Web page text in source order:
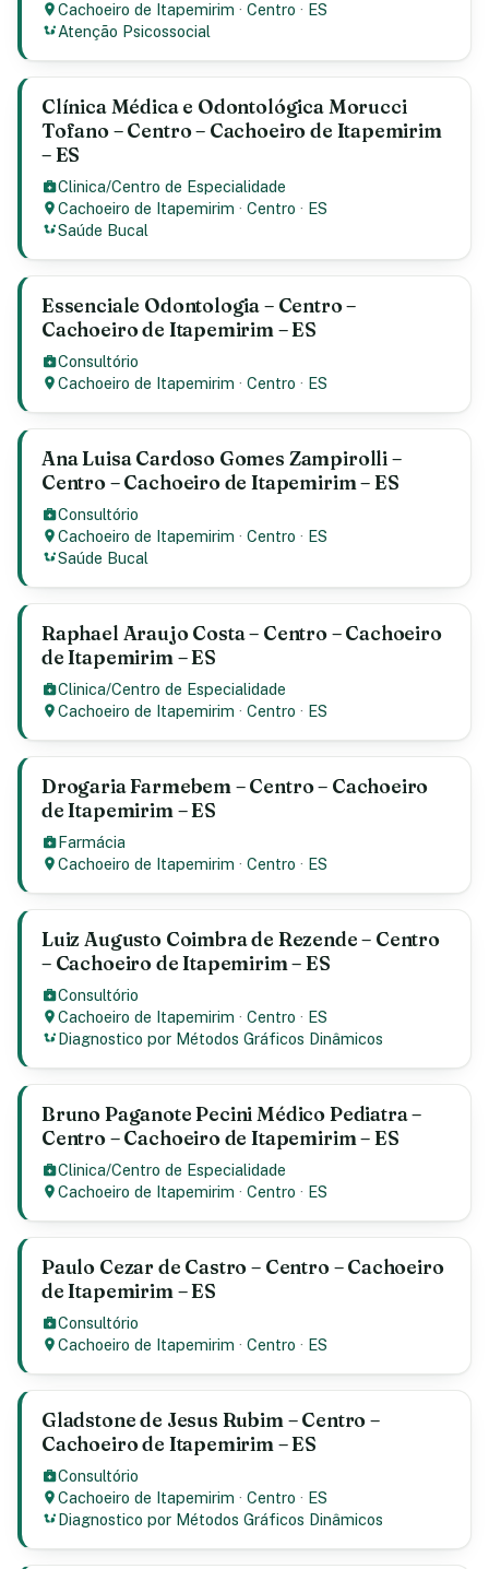
Cachoeiro de Itapemirim ·Centro · ES
Atenção Psicossocial
Clínica Médica e Odontológica Morucci
Tofano – Centro – Cachoeiro de Itapemirim
– ES
Clinica/Centro de Especialidade
Cachoeiro de Itapemirim ·Centro · ES
Saúde Bucal
Essenciale Odontologia – Centro –
Cachoeiro de Itapemirim – ES
Consultório
Cachoeiro de Itapemirim ·Centro · ES
Ana Luisa Cardoso Gomes Zampirolli –
Centro – Cachoeiro de Itapemirim – ES
Consultório
Cachoeiro de Itapemirim ·Centro · ES
Saúde Bucal
Raphael Araujo Costa – Centro – Cachoeiro
de Itapemirim – ES
Clinica/Centro de Especialidade
Cachoeiro de Itapemirim ·Centro · ES
Drogaria Farmebem – Centro – Cachoeiro
de Itapemirim – ES
Farmácia
Cachoeiro de Itapemirim ·Centro · ES
Luiz Augusto Coimbra de Rezende – Centro
– Cachoeiro de Itapemirim – ES
Consultório
Cachoeiro de Itapemirim ·Centro · ES
Diagnostico por Métodos Gráficos Dinâmicos
Bruno Paganote Pecini Médico Pediatra –
Centro – Cachoeiro de Itapemirim – ES
Clinica/Centro de Especialidade
Cachoeiro de Itapemirim ·Centro · ES
Paulo Cezar de Castro – Centro – Cachoeiro
de Itapemirim – ES
Consultório
Cachoeiro de Itapemirim ·Centro · ES
Gladstone de Jesus Rubim – Centro –
Cachoeiro de Itapemirim – ES
Consultório
Cachoeiro de Itapemirim ·Centro · ES
Diagnostico por Métodos Gráficos Dinâmicos